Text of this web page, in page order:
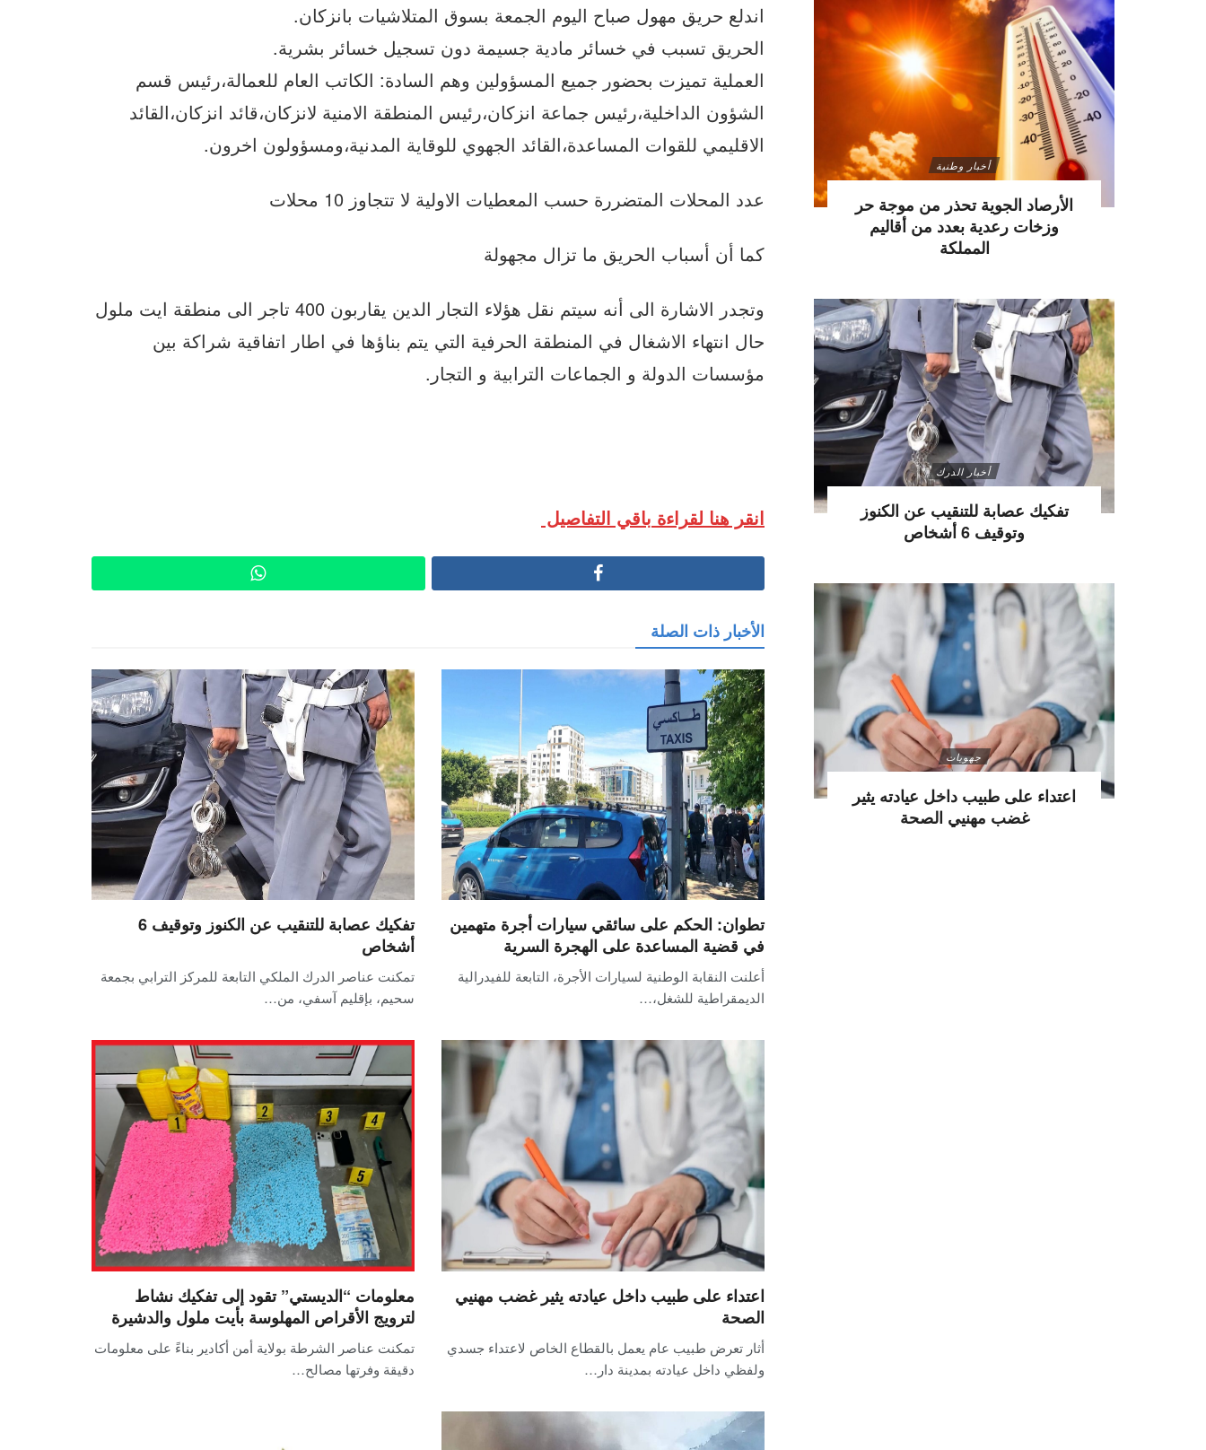
اندلع حريق مهول صباح اليوم الجمعة بسوق المتلاشيات بانزكان.
الحريق تسبب في خسائر مادية جسيمة دون تسجيل خسائر بشرية.
العملية تميزت بحضور جميع المسؤولين وهم السادة: الكاتب العام للعمالة،رئيس قسم
الشؤون الداخلية،رئيس جماعة انزكان،رئيس المنطقة الامنية لانزكان،قائد انزكان،القائد
الاقليمي للقوات المساعدة،القائد الجهوي للوقاية المدنية،ومسؤولون اخرون.
عدد المحلات المتضررة حسب المعطيات الاولية لا تتجاوز 10 محلات
كما أن أسباب الحريق ما تزال مجهولة
وتجدر الاشارة الى أنه سيتم نقل هؤلاء التجار الدين يقاربون 400 تاجر الى منطقة ايت ملول
حال انتهاء الاشغال في المنطقة الحرفية التي يتم بناؤها في اطار اتفاقية شراكة بين
مؤسسات الدولة و الجماعات الترابية و التجار.
انقر هنا لقراءة باقي التفاصيل
الأخبار ذات الصلة
تطوان: الحكم على سائقي سيارات أجرة متهمين
في قضية المساعدة على الهجرة السرية
أعلنت النقابة الوطنية لسيارات الأجرة، التابعة للفيدرالية
الديمقراطية للشغل،…
تفكيك عصابة للتنقيب عن الكنوز وتوقيف 6
أشخاص
تمكنت عناصر الدرك الملكي التابعة للمركز الترابي بجمعة
سحيم، بإقليم آسفي، من…
اعتداء على طبيب داخل عيادته يثير غضب مهنيي
الصحة
أثار تعرض طبيب عام يعمل بالقطاع الخاص لاعتداء جسدي
ولفظي داخل عيادته بمدينة دار…
معلومات “الديستي” تقود إلى تفكيك نشاط
لترويج الأقراص المهلوسة بأيت ملول والدشيرة
تمكنت عناصر الشرطة بولاية أمن أكادير بناءً على معلومات
دقيقة وفرتها مصالح…
أخبار وطنية
الأرصاد الجوية تحذر من موجة حر
وزخات رعدية بعدد من أقاليم
المملكة
أخبار الدرك
تفكيك عصابة للتنقيب عن الكنوز
وتوقيف 6 أشخاص
جهويات
اعتداء على طبيب داخل عيادته يثير
غضب مهنيي الصحة